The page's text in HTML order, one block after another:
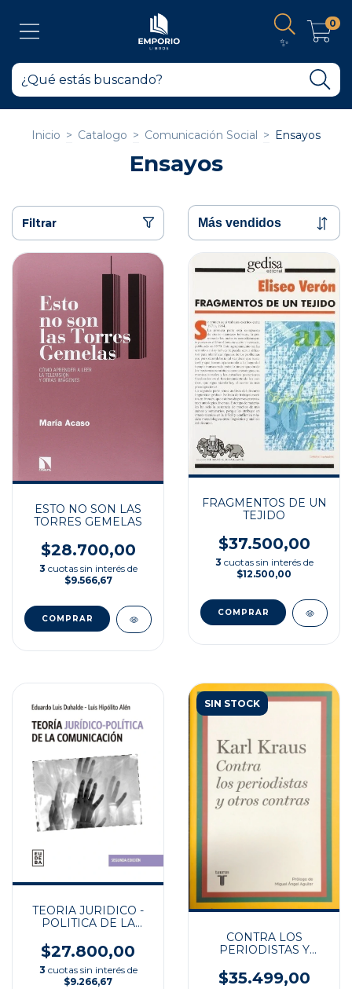
✨
0
Inicio > Catalogo > Comunicación Social > Ensayos
Ensayos
Filtrar
ESTO NO SON LAS
TORRES GEMELAS
$28.700,00
3 cuotas sin interés de
$9.566,67
FRAGMENTOS DE UN
TEJIDO
$37.500,00
3 cuotas sin interés de
$12.500,00
TEORIA JURIDICO -
POLITICA DE LA
$27.800,00
3 cuotas sin interés de
$9.266,67
SIN STOCK
CONTRA LOS
PERIODISTAS Y
$35.499,00